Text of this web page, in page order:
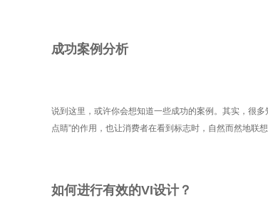
成功案例分析
说到这里，或许你会想知道一些成功的案例。其实，很
点睛”的作用，也让消费者在看到标志时，自然而然地联想
如何进行有效的VI设计？